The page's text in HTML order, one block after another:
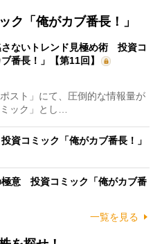
ク「俺がカブ番長！」
さないトレンド見極め術 投資コ
番長！」【第11回】
スト」にて、圧倒的な情報量が
ック」とし…
資コミック「俺がカブ番長！」
意 投資コミック「俺がカブ番
一覧を見る